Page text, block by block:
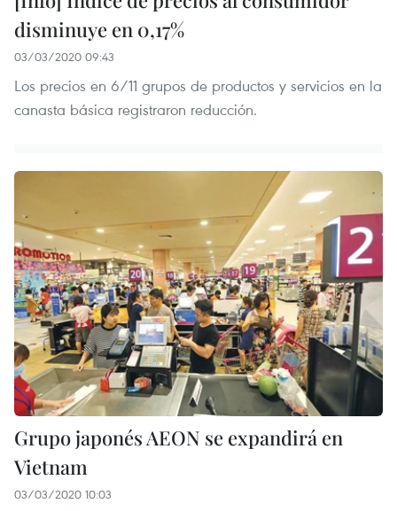
disminuye en 0,17%
03/03/2020 09:43
Los precios en 6/11 grupos de productos y servicios en la
canasta básica registraron reducción.
Grupo japonés AEON se expandirá en
Vietnam
03/03/2020 10:03